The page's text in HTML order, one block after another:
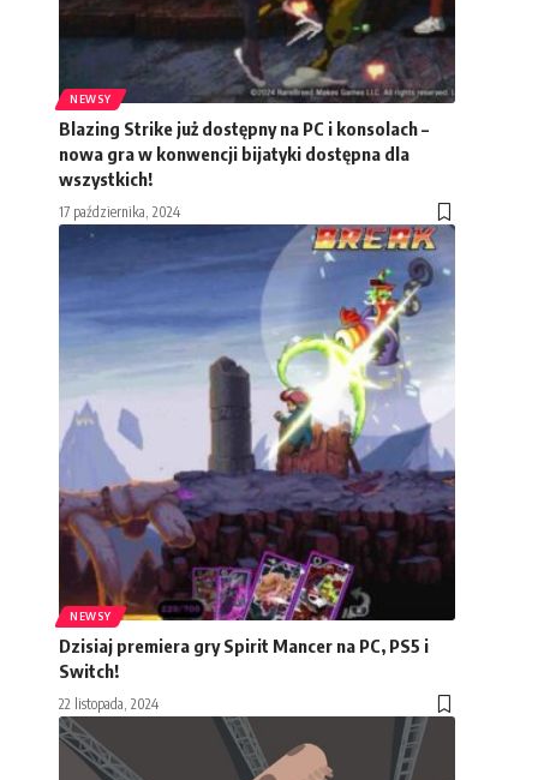
NEWSY
Blazing Strike już dostępny na PC i konsolach –
nowa gra w konwencji bijatyki dostępna dla
wszystkich!
17 października, 2024
NEWSY
Dzisiaj premiera gry Spirit Mancer na PC, PS5 i
Switch!
22 listopada, 2024